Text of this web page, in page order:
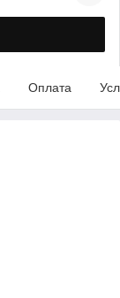
Оплата